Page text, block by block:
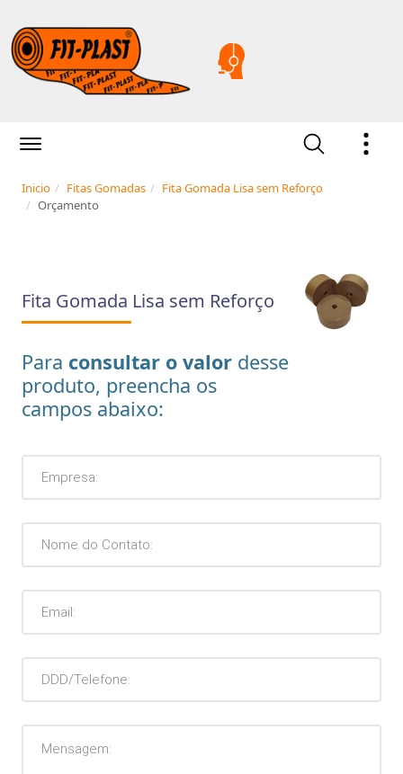
Inicio Fitas Gomadas
Fita Gomada Lisa sem Reforço
Orçamento
Fita Gomada Lisa sem Reforço
Para consultar o valor desse
produto, preencha os
campos abaixo: